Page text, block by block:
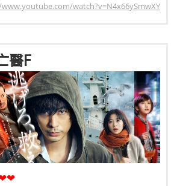
watch?v=N4x66ySmwXY
醫F